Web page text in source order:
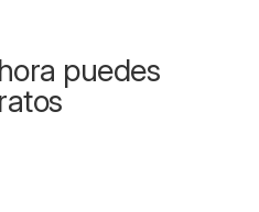
puedes